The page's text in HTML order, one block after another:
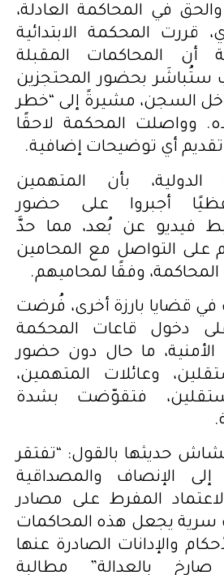
والحق في المحاكمة العادلة،
قررت المحكمة الابتدائية
أن المحاكمات المقبلة
ستُباشَر بحضور المحتجزين
السجن، مشيرةً إلى “خطر
وواصلت المحكمة لاحقًا
تقديم أي توضيحات إضافية.
بأن المتهمين
أجبروا على حضور
فيديو عن بُعد، مما حدَّ
التواصل مع المحامين
وفقًا لمحاميهم.
في قضايا بارزة أخرى، فُرضت
دخول قاعات المحكمة
الأمنية، ما حال دون حضور
وعائلات المتهمين،
فتقوّضت بشدة
حديثها بالقول: “تفتقر
الإنصاف والمصداقية
المفرط على مصادر
سرية يجعل هذه المحاكمات
والإدانات الصادرة عنها
بالعدالة” مطالبة